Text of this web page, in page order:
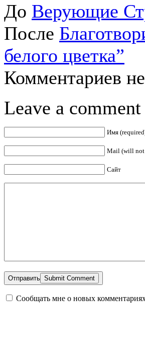
До Верующие
После
белого цветка”
Комментариев
Leave a comment
Имя
Mail (will not
Сайт
Отправить
Сообщать мне о новых